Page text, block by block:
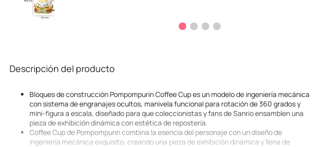
Descripción del producto
Bloques de construcción Pompompurin Coffee Cup es un modelo de ingeniería mecánica
con sistema de engranajes ocultos, manivela funcional para rotación de 360 grados y
mini-figura a escala, diseñado para que coleccionistas y fans de Sanrio ensamblen una
pieza de exhibición dinámica con estética de repostería.
Coffee Cup de Pompompurin combina la esencia del personaje con un diseño de
ingeniería mecánica exquisito, creando una pieza de exhibición dinámica y llena de